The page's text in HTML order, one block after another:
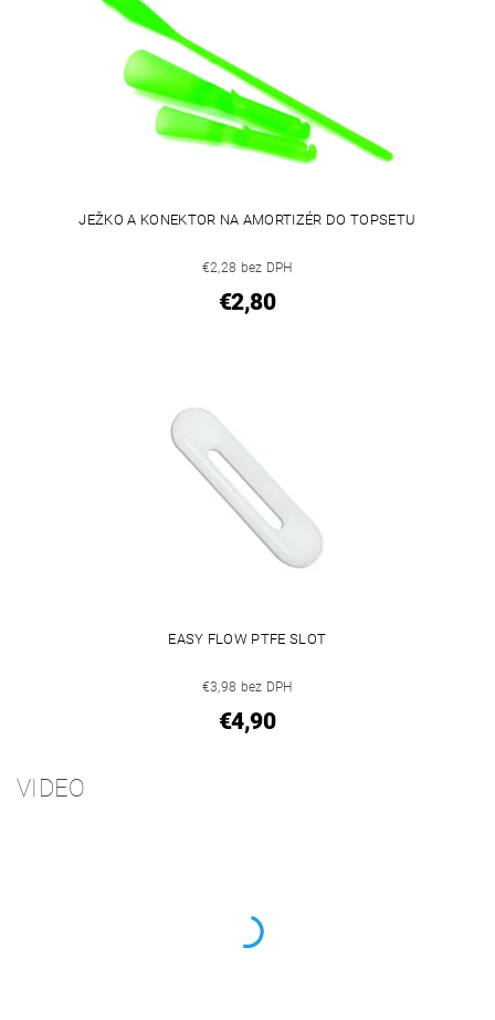
JEŽKO A KONEKTOR NA AMORTIZÉR DO TOPSETU
€2,28 bez DPH
€2,80
EASY FLOW PTFE SLOT
€3,98 bez DPH
€4,90
VIDEO